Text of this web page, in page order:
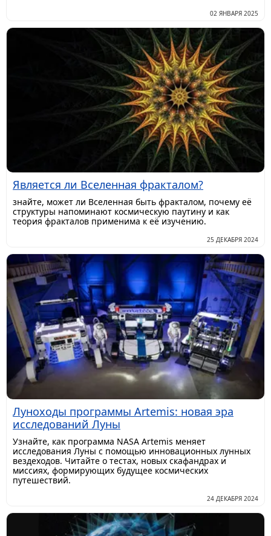
02 ЯНВАРЯ 2025
Является ли Вселенная фракталом?
знайте, может ли Вселенная быть фракталом, почему её
структуры напоминают космическую паутину и как
теория фракталов применима к её изучению.
25 ДЕКАБРЯ 2024
Луноходы программы Artemis: новая эра
исследований Луны
Узнайте, как программа NASA Artemis меняет
исследования Луны с помощью инновационных лунных
вездеходов. Читайте о тестах, новых скафандрах и
миссиях, формирующих будущее космических
путешествий.
24 ДЕКАБРЯ 2024